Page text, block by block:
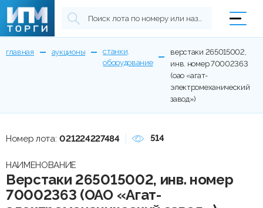
главная аукционы
станки,
оборудование
верстаки 265015002,
инв. номер 70002363
(оао «агат-
электромеханический
завод»)
Номер лота: 021224227484 514
НАИМЕНОВАНИЕ
Верстаки 265015002, инв. номер
70002363 (ОАО «Агат-